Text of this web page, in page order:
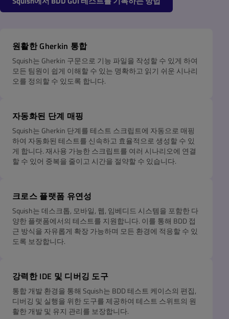
원활한 Gherkin 통합
Squish는 Gherkin 구문으로 기능 파일을 작성할 수 있게 하여
모든 팀원이 쉽게 이해할 수 있는 명확하고 읽기 쉬운 시나리
오를 정의할 수 있도록 합니다.
자동화된 단계 매핑
Squish는 Gherkin 단계를 테스트 스크립트에 자동으로 매핑
하여 자동화된 테스트를 신속하고 효율적으로 생성할 수 있
게 합니다. 재사용 가능한 스크립트를 여러 시나리오에 연결
할 수 있어 중복을 줄이고 시간을 절약할 수 있습니다.
크로스 플랫폼 유연성
Squish는 데스크톱, 모바일, 웹, 임베디드 시스템을 포함한 다
양한 플랫폼에서의 테스트를 지원합니다. 이를 통해 BDD 접
근 방식을 자유롭게 확장 가능하며 모든 환경에 적응할 수 있
도록 보장합니다.
강력한 IDE 및 디버깅 도구
통합 개발 환경을 통해 Squish는 BDD 테스트 케이스의 편집,
디버깅 및 실행을 위한 도구를 제공하여 테스트 스위트의 원
활한 개발 및 유지 관리를 보장합니다.